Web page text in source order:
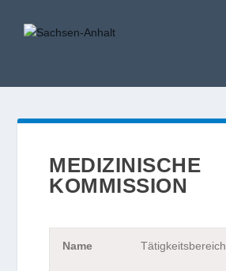
MEDIZINISCHE
KOMMISSION
Name Tätigkeitsbereich